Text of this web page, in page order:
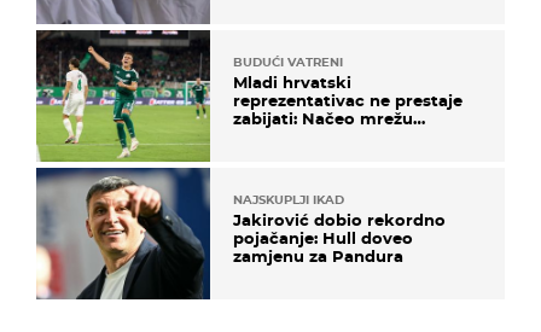
BUDUĆI VATRENI
Mladi hrvatski
reprezentativac ne prestaje
zabijati: Načeo mrežu
NAJSKUPLJI IKAD
Jakirović dobio rekordno
pojačanje: Hull doveo
zamjenu za Pandura